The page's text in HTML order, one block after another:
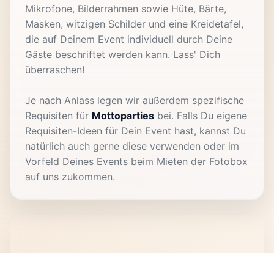
Mikrofone, Bilderrahmen sowie Hüte, Bärte,
Masken, witzigen Schilder und eine Kreidetafel,
die auf Deinem Event individuell durch Deine
Gäste beschriftet werden kann. Lass' Dich
überraschen!
Je nach Anlass legen wir außerdem spezifische
Requisiten für Mottoparties bei. Falls Du eigene
Requisiten-Ideen für Dein Event hast, kannst Du
natürlich auch gerne diese verwenden oder im
Vorfeld Deines Events beim Mieten der Fotobox
auf uns zukommen.